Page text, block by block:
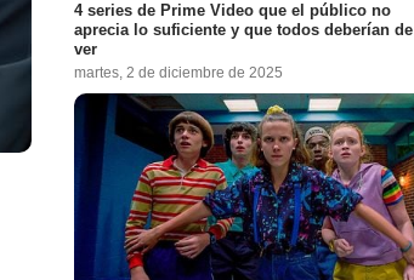
4 series de Prime Video que el público no
aprecia lo suficiente y que todos deberían de
ver
martes, 2 de diciembre de 2025